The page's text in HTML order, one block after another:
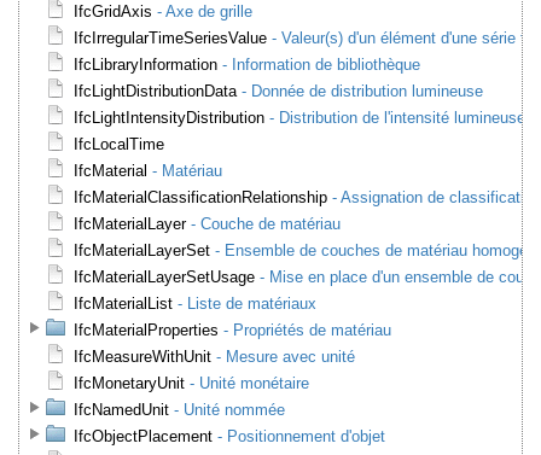
IfcGridAxis - Axe de grille
IfcIrregularTimeSeriesValue - Valeur(s) d'un élément d'une série
IfcLibraryInformation - Information de bibliothèque
IfcLightDistributionData- Donnée de distribution lumineuse
IfcLightIntensityDistribution - Distribution de l'intensité lumineuse
IfcLocalTime
IfcMaterial - Matériau
IfcMaterialClassificationRelationship - Assignation de
IfcMaterialLayer- Couche de matériau
IfcMaterialLayerSet - Ensemble de couches de matériau
IfcMaterialLayerSetUsage - Mise en place d'un ensemble de
IfcMaterialList - Liste de matériaux
IfcMaterialProperties - Propriétés de matériau
IfcMeasureWithUnit - Mesure avec unité
IfcMonetaryUnit - Unité monétaire
IfcNamedUnit - Unité nommée
IfcObjectPlacement - Positionnement d'objet